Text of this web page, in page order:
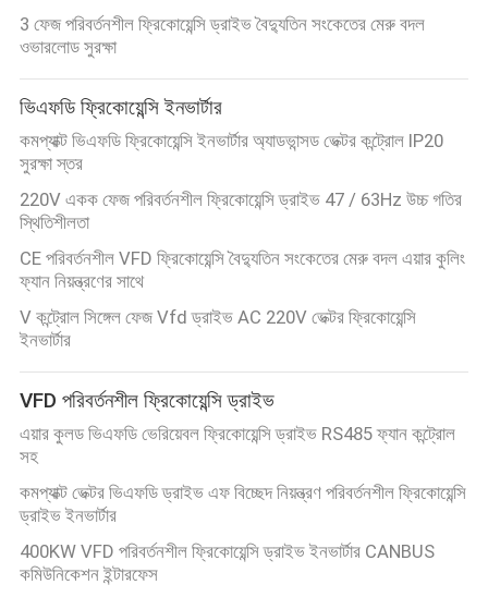
উদ্ধৃতির
জন্য
আবেদন
সাইট
ম্যাপ
গোপনীয়তা
নীতি
3 ফেজ পরিবর্তনশীল ফ্রিকোয়েন্সি ড্রাইভ বৈদ্যুতিন সংকেতের মেরু বদল
ওভারলোড সুরক্ষা
ভিএফডি ফ্রিকোয়েন্সি ইনভার্টার
কমপ্যাক্ট ভিএফডি ফ্রিকোয়েন্সি ইনভার্টার অ্যাডভান্সড ভেক্টর কন্ট্রোল IP20
সুরক্ষা স্তর
220V একক ফেজ পরিবর্তনশীল ফ্রিকোয়েন্সি ড্রাইভ 47 / 63Hz উচ্চ গতির
স্থিতিশীলতা
CE পরিবর্তনশীল VFD ফ্রিকোয়েন্সি বৈদ্যুতিন সংকেতের মেরু বদল এয়ার কুলিং
ফ্যান নিয়ন্ত্রণের সাথে
V কন্ট্রোল সিঙ্গেল ফেজ Vfd ড্রাইভ AC 220V ভেক্টর ফ্রিকোয়েন্সি
ইনভার্টার
VFD পরিবর্তনশীল ফ্রিকোয়েন্সি ড্রাইভ
এয়ার কুলড ভিএফডি ভেরিয়েবল ফ্রিকোয়েন্সি ড্রাইভ RS485 ফ্যান কন্ট্রোল
সহ
কমপ্যাক্ট ভেক্টর ভিএফডি ড্রাইভ এফ বিচ্ছেদ নিয়ন্ত্রণ পরিবর্তনশীল ফ্রিকোয়েন্সি
ড্রাইভ ইনভার্টার
400KW VFD পরিবর্তনশীল ফ্রিকোয়েন্সি ড্রাইভ ইনভার্টার CANBUS
কমিউনিকেশন ইন্টারফেস